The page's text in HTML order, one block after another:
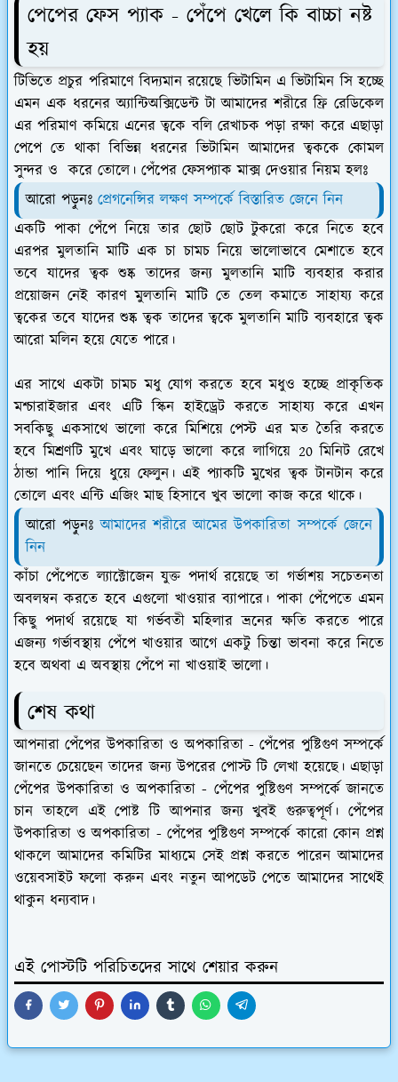
পেপের ফেস প্যাক - পেঁপে খেলে কি বাচ্চা নষ্ট
হয়
টিভিতে প্রচুর পরিমাণে বিদ্যমান রয়েছে ভিটামিন এ ভিটামিন সি হচ্ছে
এমন এক ধরনের অ্যান্টিঅক্সিডেন্ট টা আমাদের শরীরে ফ্রি রেডিকেল
এর পরিমাণ কমিয়ে এনের ত্বকে বলি রেখাচক পড়া রক্ষা করে এছাড়া
পেপে তে থাকা বিভিন্ন ধরনের ভিটামিন আমাদের ত্বককে কোমল
সুন্দর ও করে তোলে। পেঁপের ফেসপ্যাক মাক্স দেওয়ার নিয়ম হলঃ
আরো পড়ুনঃ প্রেগনেন্সির লক্ষণ সম্পর্কে বিস্তারিত জেনে নিন
একটি পাকা পেঁপে নিয়ে তার ছোট ছোট টুকরো করে নিতে হবে
এরপর মুলতানি মাটি এক চা চামচ নিয়ে ভালোভাবে মেশাতে হবে
তবে যাদের ত্বক শুষ্ক তাদের জন্য মুলতানি মাটি ব্যবহার করার
প্রয়োজন নেই কারণ মুলতানি মাটি তে তেল কমাতে সাহায্য করে
ত্বকের তবে যাদের শুষ্ক ত্বক তাদের ত্বকে মুলতানি মাটি ব্যবহারে ত্বক
আরো মলিন হয়ে যেতে পারে।
এর সাথে একটা চামচ মধু যোগ করতে হবে মধুও হচ্ছে প্রাকৃতিক
মশ্চারাইজার এবং এটি স্কিন হাইড্রেট করতে সাহায্য করে এখন
সবকিছু একসাথে ভালো করে মিশিয়ে পেস্ট এর মত তৈরি করতে
হবে মিশ্রণটি মুখে এবং ঘাড়ে ভালো করে লাগিয়ে 20 মিনিট রেখে
ঠান্ডা পানি দিয়ে ধুয়ে ফেলুন। এই প্যাকটি মুখের ত্বক টানটান করে
তোলে এবং এন্টি এজিং মাছ হিসাবে খুব ভালো কাজ করে থাকে।
আরো পড়ুনঃআমাদের শরীরে আমের উপকারিতা সম্পর্কে জেনে
নিন
কাঁচা পেঁপেতে ল্যাক্টোজেন যুক্ত পদার্থ রয়েছে তা গর্ভাশয় সচেতনতা
অবলম্বন করতে হবে এগুলো খাওয়ার ব্যাপারে। পাকা পেঁপেতে এমন
কিছু পদার্থ রয়েছে যা গর্ভবতী মহিলার ভ্রনের ক্ষতি করতে পারে
এজন্য গর্ভাবস্থায় পেঁপে খাওয়ার আগে একটু চিন্তা ভাবনা করে নিতে
হবে অথবা এ অবস্থায় পেঁপে না খাওয়াই ভালো।
শেষ কথা
আপনারা পেঁপের উপকারিতা ও অপকারিতা - পেঁপের পুষ্টিগুণ সম্পর্কে
জানতে চেয়েছেন তাদের জন্য উপরের পোস্ট টি লেখা হয়েছে। এছাড়া
পেঁপের উপকারিতা ও অপকারিতা - পেঁপের পুষ্টিগুণ সম্পর্কে জানতে
চান তাহলে এই পোষ্ট টি আপনার জন্য খুবই গুরুত্বপূর্ণ। পেঁপের
উপকারিতা ও অপকারিতা - পেঁপের পুষ্টিগুণ সম্পর্কে কারো কোন প্রশ্ন
থাকলে আমাদের কমিটির মাধ্যমে সেই প্রশ্ন করতে পারেন আমাদের
ওয়েবসাইট ফলো করুন এবং নতুন আপডেট পেতে আমাদের সাথেই
থাকুন ধন্যবাদ।
এই পোস্টটি পরিচিতদের সাথে শেয়ার করুন